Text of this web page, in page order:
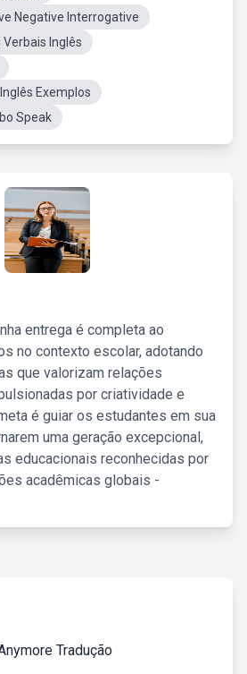
Negative Interrogative
Inglês
Exemplos
Speak
entrega é completa ao
no contexto escolar, adotando
que valorizam relações
por criatividade e
é guiar os estudantes em sua
uma geração excepcional,
educacionais reconhecidas por
acadêmicas globais -
Tradução